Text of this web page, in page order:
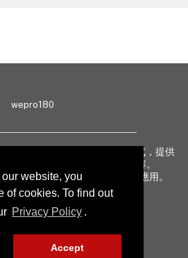
website, you
of cookies. To find out
Privacy Policy .
Accept
wepro180
成，以生動有趣、深入淺出方式，提供
術、行業熱話、專題報導等內容。
及網絡安全意識，促進新技術應用。